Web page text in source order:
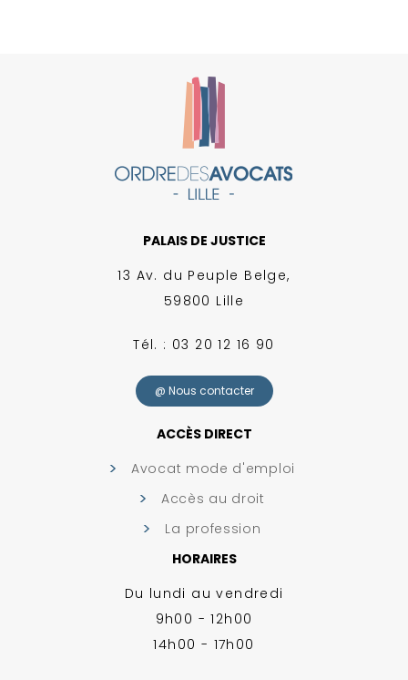
PALAIS DE JUSTICE
13 Av. du Peuple Belge,
59800 Lille
Tél. : 03 20 12 16 90
@ Nous contacter
ACCÈS DIRECT
Avocat mode d'emploi
Accès au droit
La profession
HORAIRES
Du lundi au vendredi
9h00 - 12h00
14h00 - 17h00